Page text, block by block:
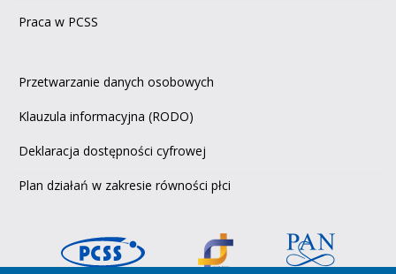
Praca w PCSS
Przetwarzanie danych osobowych
Klauzula informacyjna (RODO)
Deklaracja dostępności cyfrowej
Plan działań w zakresie równości płci